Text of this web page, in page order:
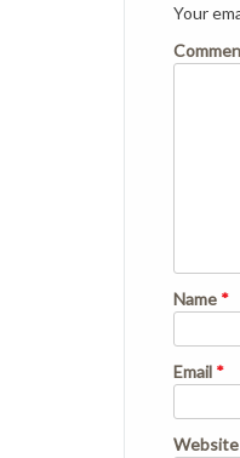
Your
Name *
Email *
Website